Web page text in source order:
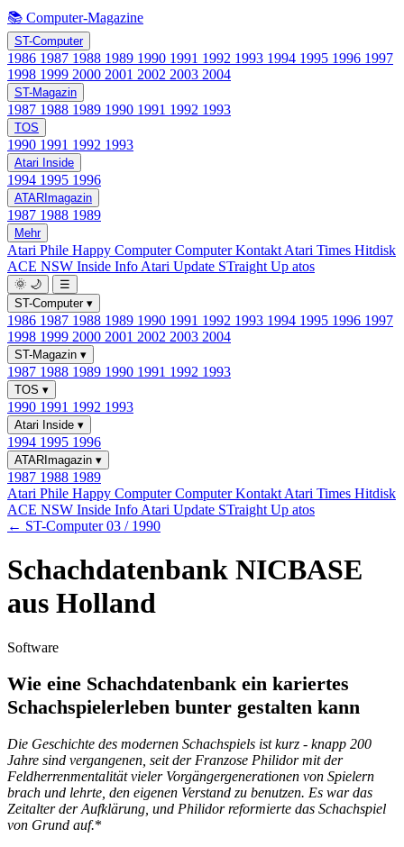
📚 Computer-Magazine
ST-Computer
1986 1987 1988 1989 1990 1991 1992 1993 1994 1995 1996 1997
1998 1999 2000 2001 2002 2003 2004
ST-Magazin
1987 1988 1989 1990 1991 1992 1993
TOS
1990 1991 1992 1993
Atari Inside
1994 1995 1996
ATARImagazin
1987 1988 1989
Mehr
Atari Phile Happy ComputerComputer Kontakt Atari Times Hitdisk
ACE NSW Inside Info Atari Update STraight Up atos
🌞 🌙
☰
ST-Computer ▾
1986 1987 1988 1989 1990 1991 1992 1993 1994 1995 1996 1997
1998 1999 2000 2001 2002 2003 2004
ST-Magazin ▾
1987 1988 1989 1990 1991 1992 1993
TOS ▾
1990 1991 1992 1993
Atari Inside ▾
1994 1995 1996
ATARImagazin ▾
1987 1988 1989
Atari Phile Happy ComputerComputer Kontakt Atari Times Hitdisk
ACE NSW Inside Info Atari Update STraight Up atos
← ST-Computer 03 / 1990
Schachdatenbank NICBASE
aus Holland
Software
Wie eine Schachdatenbank ein kariertes
Schachspielerleben bunter gestalten kann
Die Geschichte des modernen Schachspiels ist kurz - knapp 200
Jahre sind vergangenen, seit der Franzose Philidor mit der
Feldherrenmentalität vieler Vorgängergenerationen von Spielern
brach und lehrte, den eigenen Verstand zu benutzen. Es war das
Zeitalter der Aufklärung, und Philidor reformierte das Schachspiel
von Grund auf.*